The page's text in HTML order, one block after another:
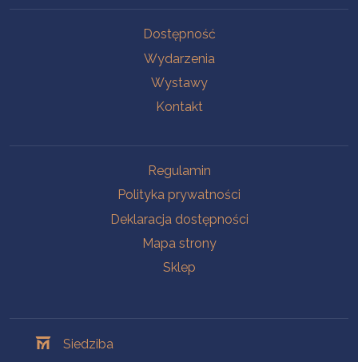
Dostępność
Wydarzenia
Wystawy
Kontakt
Regulamin
Polityka prywatności
Deklaracja dostępności
Mapa strony
Sklep
Siedziba